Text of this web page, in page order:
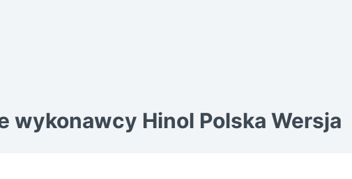
wykonawcy Hinol Polska Wersja